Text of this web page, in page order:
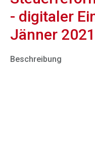
- digitaler
Jänner 2021
Beschreibung